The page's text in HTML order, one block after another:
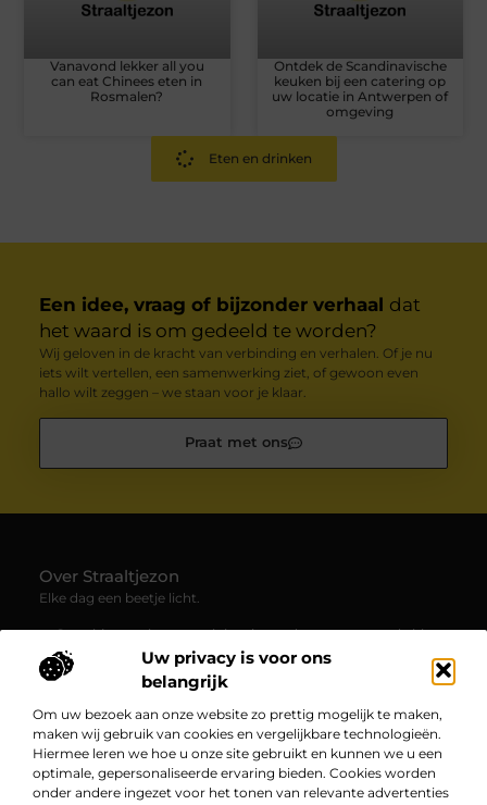
Uw privacy is voor ons
belangrijk
Om uw bezoek aan onze website zo prettig mogelijk te maken,
maken wij gebruik van cookies en vergelijkbare technologieën.
Hiermee leren we hoe u onze site gebruikt en kunnen we u een
optimale, gepersonaliseerde ervaring bieden. Cookies worden
onder andere ingezet voor het tonen van relevante advertenties
Vanavond lekker all you
can eat Chinees eten in
Rosmalen?
Ontdek de Scandinavische
keuken bij een catering op
uw locatie in Antwerpen of
omgeving
Eten en drinken
Een idee, vraag of bijzonder verhaal dat
het waard is om gedeeld te worden?
Wij geloven in de kracht van verbinding en verhalen. Of je nu
iets wilt vertellen, een samenwerking ziet, of gewoon even
hallo wilt zeggen – we staan voor je klaar.
Praat met ons
Over Straaltjezon
Elke dag een beetje licht.
— Straaltjezon.nl verzamelt inspirerende en verrassende blogs
en artikelen over allerlei facetten van het dagelijks leven. Een
plek waar je nieuwe inzichten en positieve verhalen ontdekt.
Bericht categorie